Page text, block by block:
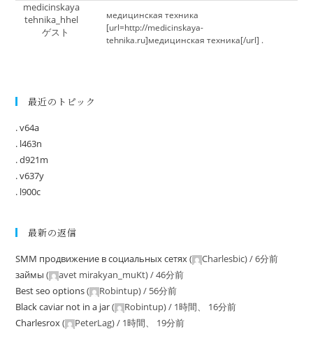
medicinskaya
tehnika_hhel
ゲスト
медицинская техника
[url=http://medicinskaya-
tehnika.ru]медицинская техника[/url] .
最近のトピック
. v64a
. l463n
. d921m
. v637y
. l900c
最新の返信
SMM продвижение в социальных сетях( Charlesbic) /6分前
займы ( avet mirakyan_muKt) /46分前
Best seo options( Robintup) / 56分前
Black caviar not in a jar( Robintup) / 1時間、 16分前
Charlesrox( PeterLag) / 1時間、 19分前